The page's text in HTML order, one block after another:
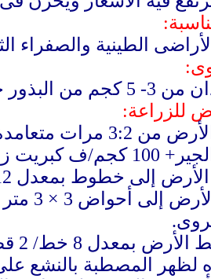
الطينية والصفراء
حسب طريقة الزراعة.
للزراعة:
100 كجم/ف سلفات نشادر.
بمعدل 12 خط/ 2 قصبة وتتبع فى الأراضى الصفراء الثقيلة.
لظهر المصطبة بالنشع